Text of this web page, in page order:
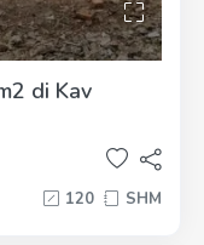
di Kav
120 SHM